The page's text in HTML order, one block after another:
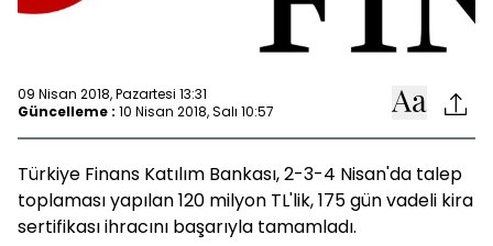
09 Nisan 2018, Pazartesi 13:31
Güncelleme : 10 Nisan 2018, Salı 10:57
Türkiye Finans Katılım Bankası, 2-3-4 Nisan'da talep
toplaması yapılan 120 milyon TL'lik, 175 gün vadeli kira
sertifikası ihracını başarıyla tamamladı.